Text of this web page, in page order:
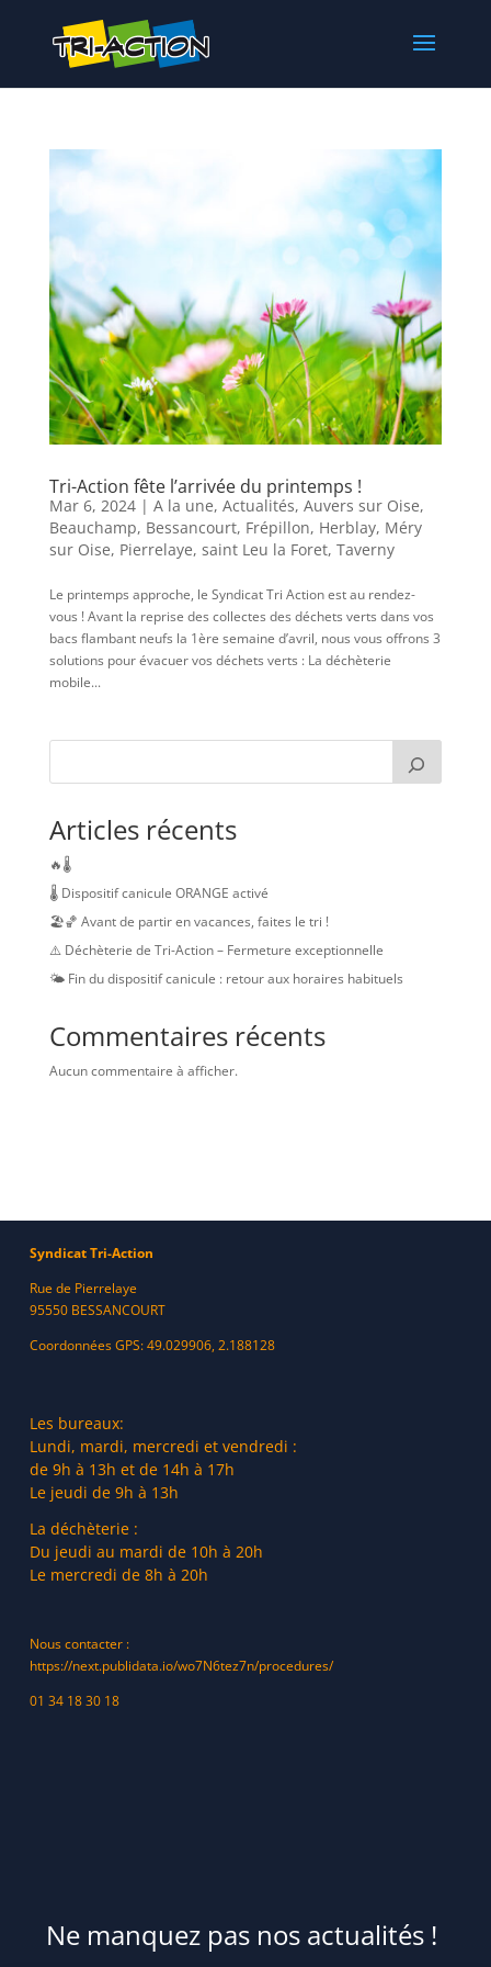
Tri-Action fête l’arrivée du printemps !
Mar 6, 2024| A la une, Actualités, Auvers sur Oise,
Beauchamp, Bessancourt, Frépillon, Herblay, Méry
sur Oise, Pierrelaye, saint Leu la Foret, Taverny
Le printemps approche, le Syndicat Tri Action est au rendez-
vous ! Avant la reprise des collectes des déchets verts dans vos
bacs flambant neufs la 1ère semaine d’avril, nous vous offrons 3
solutions pour évacuer vos déchets verts : La déchèterie
mobile...
Articles récents
🔥🌡️
🌡️ Dispositif canicule ORANGE activé
🏖️🏀 Avant de partir en vacances, faites le tri !
⚠️ Déchèterie de Tri-Action – Fermeture exceptionnelle
🌤️ Fin du dispositif canicule : retour aux horaires habituels
Commentaires récents
Aucun commentaire à afficher.
Syndicat Tri-Action
Rue de Pierrelaye
95550 BESSANCOURT
Coordonnées GPS: 49.029906, 2.188128
Les bureaux:
Lundi, mardi, mercredi et vendredi :
de 9h à 13h et de 14h à 17h
Le jeudi de 9h à 13h
La déchèterie :
Du jeudi au mardi de 10h à 20h
Le mercredi de 8h à 20h
Nous contacter :
https://next.publidata.io/wo7N6tez7n/procedures/
01 34 18 30 18
Ne manquez pas nos actualités !